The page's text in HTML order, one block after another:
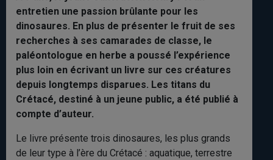
entretien une passion brûlante pour les
dinosaures. En plus de présenter le fruit de ses
recherches à ses camarades de classe, le
paléontologue en herbe a poussé l’expérience
plus loin en écrivant un livre sur ces créatures
depuis longtemps disparues. Les titans du
Crétacé, destiné à un jeune public, a été publié à
compte d’auteur.
Le livre présente trois dinosaures, les plus grands
de leur type à l’ère du Crétacé : aquatique, terrestre